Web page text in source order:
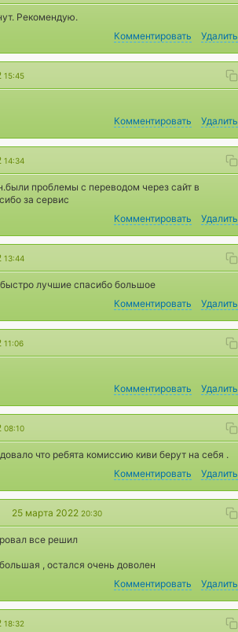
Рекомендую.
Комментировать
Удалить
15:45
Комментировать
Удалить
14:34
проблемы с переводом через сайт в
за сервис
Комментировать
Удалить
13:44
лучшие спасибо большое
Комментировать
Удалить
11:06
Комментировать
Удалить
08:10
что ребята комиссию киви берут на себя .
Комментировать
Удалить
25 марта 2022 20:30
все решил
, остался очень доволен
Комментировать
Удалить
18:32